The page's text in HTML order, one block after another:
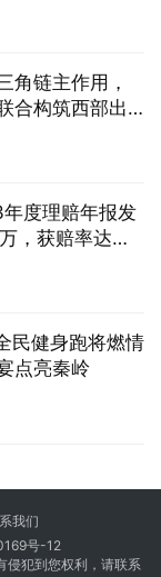
角链主作用，
合构筑西部出
度理赔年报发
，获赔率达
民健身跑将燃情
点亮秦岭
我们
号-12
侵犯到您权利，请联系